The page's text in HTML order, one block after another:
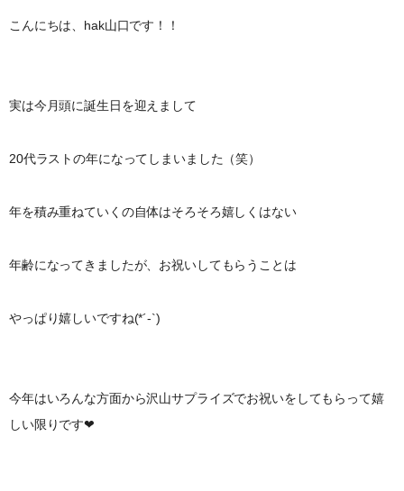
こんにちは、hak山口です！！
実は今月頭に誕生日を迎えまして
20代ラストの年になってしまいました（笑）
年を積み重ねていくの自体はそろそろ嬉しくはない
年齢になってきましたが、お祝いしてもらうことは
やっぱり嬉しいですね(*´-`)
今年はいろんな方面から沢山サプライズでお祝いをしてもらって嬉
しい限りです❤︎